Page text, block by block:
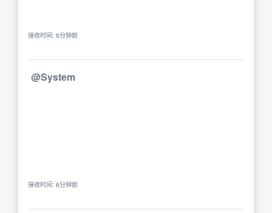
接收时间: 6分钟前
@System
接收时间: 6分钟前